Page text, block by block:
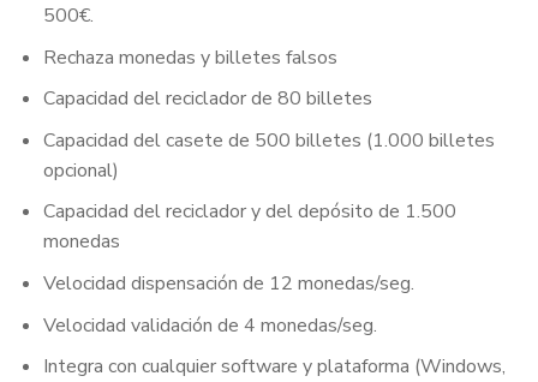
500€.
Rechaza monedas y billetes falsos
Capacidad del reciclador de 80 billetes
Capacidad del casete de 500 billetes (1.000 billetes
opcional)
Capacidad del reciclador y del depósito de 1.500
monedas
Velocidad dispensación de 12 monedas/seg.
Velocidad validación de 4 monedas/seg.
Integra con cualquier software y plataforma (Windows,